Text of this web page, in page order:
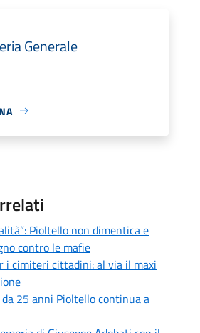
Generale
Pioltello non dimentica e
contro le mafie
i cimiteri cittadini: al via il maxi
da 25 anni Pioltello continua a